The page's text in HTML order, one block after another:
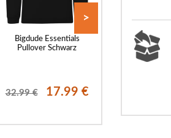
Bigdude Essentials
Pullover Schwarz
32.99 € 17.99 €
Bigdude Raglan Open
Edge Hoody Hellblau
>